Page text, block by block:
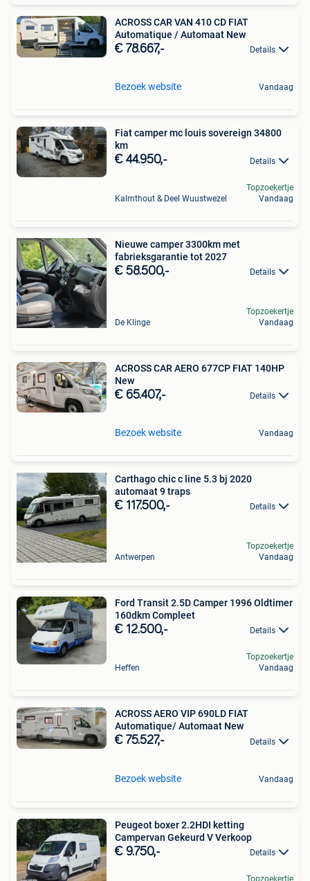
ACROSS CAR VAN 410 CD FIAT
Automatique / Automaat New
€ 78.667,- Details
Bezoek website Vandaag
Fiat camper mc louis sovereign 34800
km
€ 44.950,- Details
Kalmthout & Deel Wuustwezel
Topzoekertje
Vandaag
Nieuwe camper 3300km met
fabrieksgarantie tot 2027
€ 58.500,- Details
De Klinge
Topzoekertje
Vandaag
ACROSS CAR AERO 677CP FIAT 140HP
New
€ 65.407,- Details
Bezoek website Vandaag
Carthago chic c line 5.3 bj 2020
automaat 9 traps
€ 117.500,- Details
Antwerpen
Topzoekertje
Vandaag
Ford Transit 2.5D Camper 1996 Oldtimer
160dkm Compleet
€ 12.500,- Details
Heffen
Topzoekertje
Vandaag
ACROSS AERO VIP 690LD FIAT
Automatique/ Automaat New
€ 75.527,- Details
Bezoek website Vandaag
Peugeot boxer 2.2HDI ketting
Campervan Gekeurd V Verkoop
€ 9.750,- Details
Topzoekertje